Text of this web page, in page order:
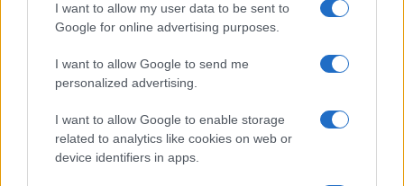
I want to allow my user data to be sent to
Google for online advertising purposes.
I want to allow Google to send me
personalized advertising.
I want to allow Google to enable storage
related to analytics like cookies on web or
device identifiers in apps.
Mostre a Parigi estate 2026: cosa vedere nei musei e
Beatrice Bonaventura · 9 Ago 2026